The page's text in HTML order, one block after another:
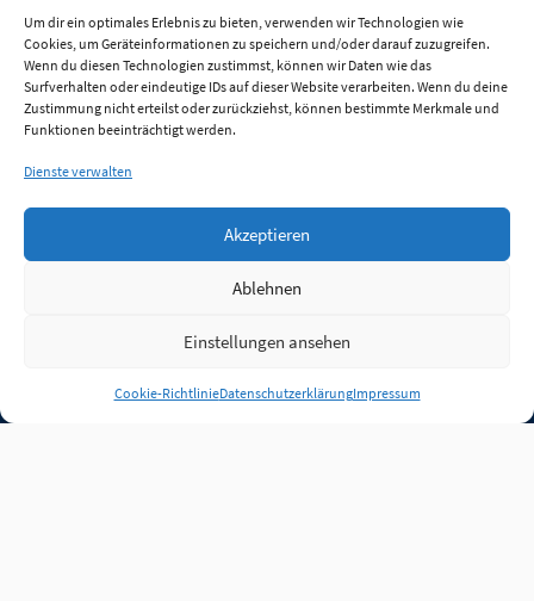
Um dir ein optimales Erlebnis zu bieten, verwenden wir Technologien wie
Cookies, um Geräteinformationen zu speichern und/oder darauf zuzugreifen.
Wenn du diesen Technologien zustimmst, können wir Daten wie das
Surfverhalten oder eindeutige IDs auf dieser Website verarbeiten. Wenn du deine
Zustimmung nicht erteilst oder zurückziehst, können bestimmte Merkmale und
Funktionen beeinträchtigt werden.
Dienste verwalten
Akzeptieren
Ablehnen
Einstellungen ansehen
Cookie-RichtlinieDatenschutzerklärungImpressum
Anmelden
Jobs Partner FAQ Quellen